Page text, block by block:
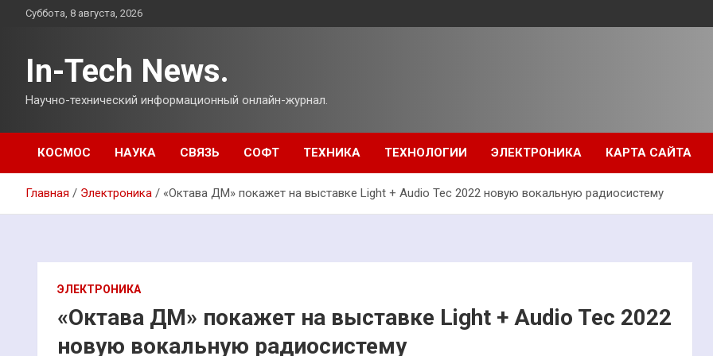
ПерейтиСуббота, 8 августа, 2026
In-Tech News.
Научно-технический информационный онлайн-журнал.
КОСМОС НАУКА СВЯЗЬ СОФТ ТЕХНИКА ТЕХНОЛОГИИ ЭЛЕКТРОНИКА КАРТА САЙТА
Главная Электроника «Октава ДМ» покажет на выставке Light + Audio Tec 2022 новую вокальную радиосистему
ЭЛЕКТРОНИКА
«Октава ДМ» покажет на выставке Light + Audio Tec 2022
новую вокальную радиосистему